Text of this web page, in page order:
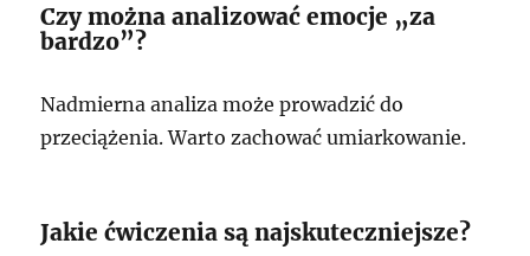
Czy można analizować emocje „za
bardzo”?
Nadmierna analiza może prowadzić do
przeciążenia. Warto zachować umiarkowanie.
Jakie ćwiczenia są najskuteczniejsze?